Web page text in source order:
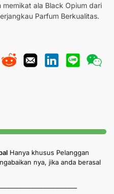
memikat ala Black Opium dari
Parfum Berkualitas.
Hanya khusus Pelanggan
nya, jika anda berasal